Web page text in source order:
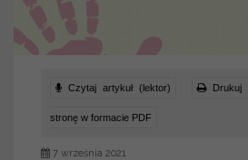
Czytaj artykuł (lektor) Drukuj
stronę w formacie PDF
7 września 2021